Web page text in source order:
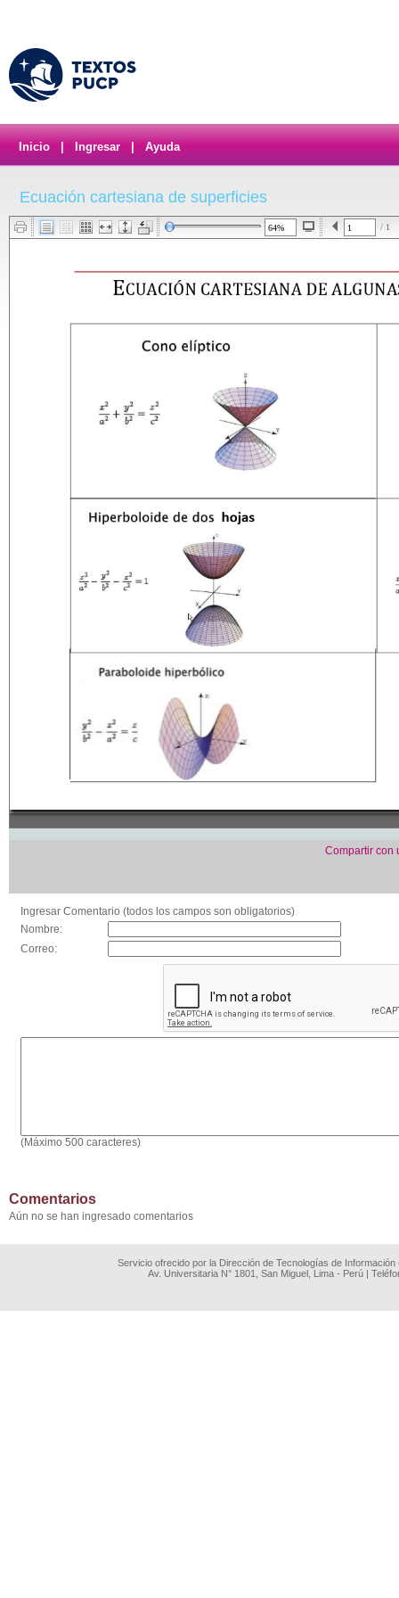
Inicio Ingresar Ayuda
Ecuación cartesiana de superficies
/ 1
Compartir con
Ingresar Comentario (todos los campos son obligatorios)
Nombre:
Correo:
(Máximo 500 caracteres)
Comentarios
Aún no se han ingresado comentarios
Servicio ofrecido por la Dirección de Tecnologías de
Av. Universitaria N° 1801, San Miguel, Lima - Perú |